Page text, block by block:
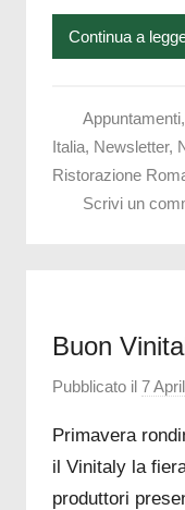
Continua a
Appuntamenti,
Italia, Newsletter,
Ristorazione
Scrivi un
Buon
Pubblicato il 7
Primavera
il Vinitaly la
produttori